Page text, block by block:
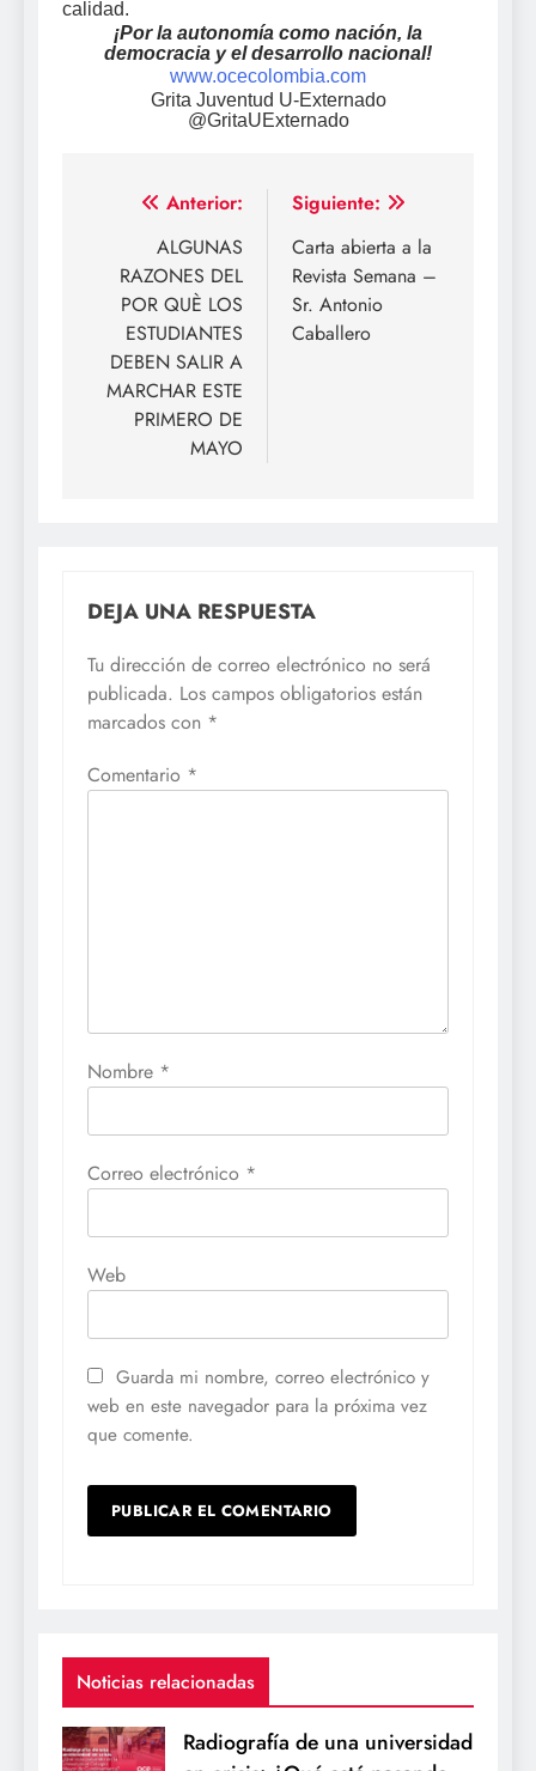
calidad.
¡Por la autonomía como nación, la
democracia y el desarrollo nacional!
www.ocecolombia.com
Grita Juventud U-Externado
@GritaUExternado
Navegación
entradas
Anterior:
ALGUNAS
RAZONES DEL
POR QUÈ LOS
ESTUDIANTES
DEBEN SALIR A
MARCHAR ESTE
PRIMERO DE
MAYO
Siguiente:
Carta abierta a la
Revista Semana –
Sr. Antonio
Caballero
DEJA UNA RESPUESTA
Tu dirección de correo electrónico no será
publicada. Los campos obligatorios están
marcados con *
Comentario *
Nombre *
Correo electrónico *
Web
Guarda mi nombre, correo electrónico y
web en este navegador para la próxima vez
que comente.
Noticias relacionadas
Radiografía de una universidad